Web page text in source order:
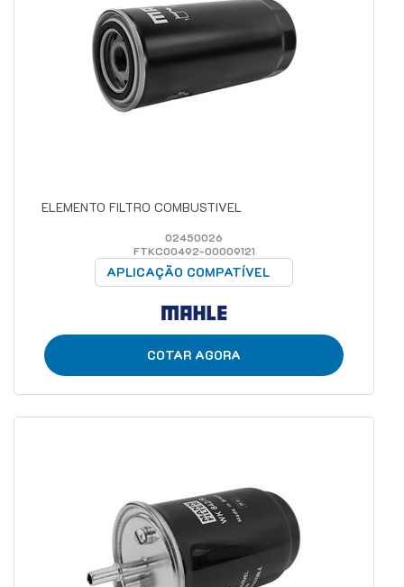
ELEMENTO FILTRO COMBUSTIVEL
02450026
FTKC00492-00009121
APLICAÇÃO COMPATÍVEL
COTAR AGORA